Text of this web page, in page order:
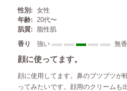
性別: 女性
年齢:
20代〜
肌質:
脂性肌
香り
強い 無
顔に使ってます。
顔に使用してます。鼻のブツブツが
ってみたいです。顔用のクリームも